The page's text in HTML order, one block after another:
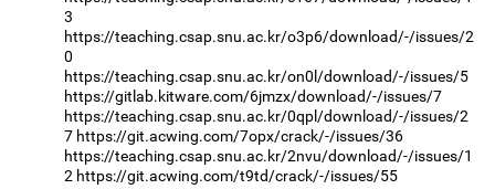
3
https://teaching.csap.snu.ac.kr/o3p6/download/-/issues/2
0
https://teaching.csap.snu.ac.kr/on0l/download/-/issues/5
https://gitlab.kitware.com/6jmzx/download/-/issues/7
https://teaching.csap.snu.ac.kr/0qpl/download/-/issues/2
7 https://git.acwing.com/7opx/crack/-/issues/36
https://teaching.csap.snu.ac.kr/2nvu/download/-/issues/1
2 https://git.acwing.com/t9td/crack/-/issues/55